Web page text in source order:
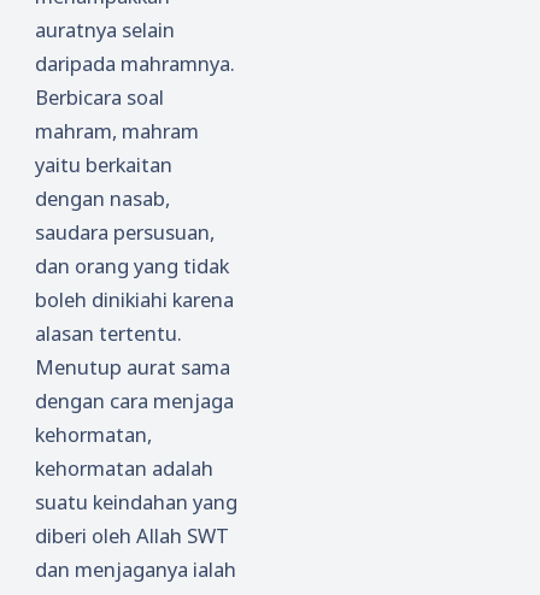
auratnya selain
daripada mahramnya.
Berbicara soal
mahram, mahram
yaitu berkaitan
dengan nasab,
saudara persusuan,
dan orang yang tidak
boleh dinikiahi karena
alasan tertentu.
Menutup aurat sama
dengan cara menjaga
kehormatan,
kehormatan adalah
suatu keindahan yang
diberi oleh Allah SWT
dan menjaganya ialah